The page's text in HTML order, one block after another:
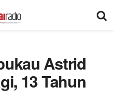
Astrid
13 Tahun